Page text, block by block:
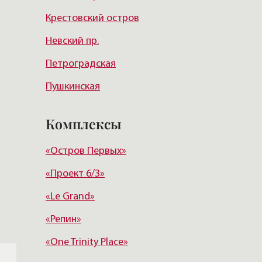
Курортный район
Крестовский остров
Невский пр.
Петроградская
Пушкинская
Горьковская
Звездная
Купчино
Электросила
Комплексы
«Остров Первых»
«Проект 6/3»
«Le Grand»
«Репин»
«One Trinity Place»